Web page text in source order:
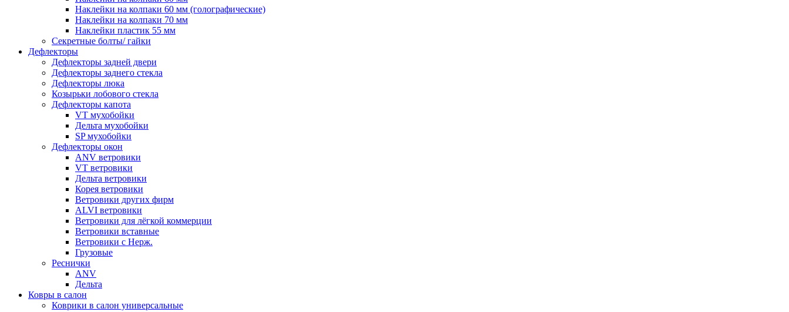
Наклейки на колпаки 60 мм (голографические)
Наклейки на колпаки 70 мм
Наклейки пластик 55 мм
Секретные болты/ гайки
Дефлекторы
Дефлекторы задней двери
Дефлекторы заднего стекла
Дефлекторы люка
Козырьки лобового стекла
Дефлекторы капота
VT мухобойки
Дельта мухобойки
SP мухобойки
Дефлекторы окон
ANV ветровики
VT ветровики
Дельта ветровики
Корея ветровики
Ветровики других фирм
ALVI ветровики
Ветровики для лёгкой коммерции
Ветровики вставные
Ветровики с Нерж.
Грузовые
Реснички
ANV
Дельта
Ковры в салон
Коврики в салон универсальные